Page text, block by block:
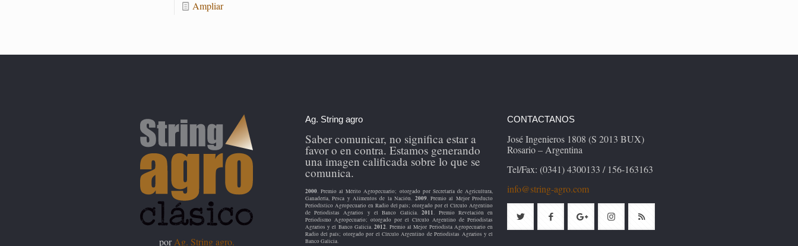
Am­pliar
porAg. String agro.
Ag. String agro
Saber comunicar, no significa estar a
favor o en contra. Estamos generando
una imagen calificada sobre lo que se
comunica.
2000. Premio al Mérito Agropecuario; otorgado por Secretaría de Agricultura,
Ganadería, Pesca y Alimentos de la Nación. 2009. Premio al Mejor Producto
Periodístico Agropecuario en Radio del país; otorgado por el Círculo Argentino
de Periodistas Agrarios y el Banco Galicia.2011. Premio Revelación en
Periodismo Agropecuario; otorgado por el Círculo Argentino de Periodistas
Agrarios y el Banco Galicia.2012. Premio al Mejor Periodista Agropecuario en
Radio del país; otorgado por el Círculo Argentino de Periodistas Agrarios y el
Banco Galicia.
CONTACTANOS
José Ingenieros 1808 (S 2013 BUX)
Rosario – Argentina
Tel/Fax: (0341) 4300133 / 156-163163
info@string-agro.com